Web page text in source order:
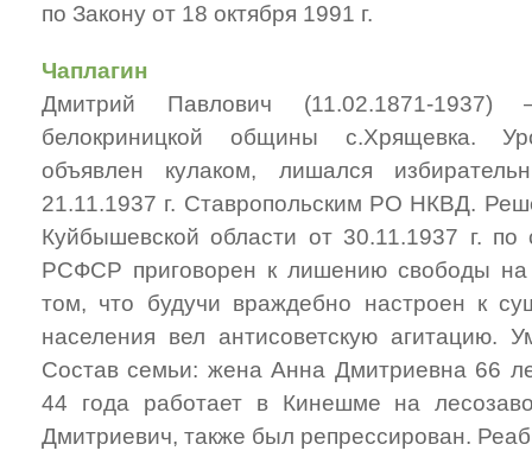
по Закону от 18 октября 1991 г.
Чаплагин
Дмитрий Павлович (11.02.1871-1937)
белокриницкой общины с.Хрящевка.
объявлен кулаком, лишался
21.11.1937 г. Ставропольским РО НКВД.
Куйбышевской области от 30.11.1937 г.
РСФСР приговорен к лишению свободы
том, что будучи враждебно настроен к
населения вел антисоветскую агитацию.
Состав семьи: жена Анна Дмитриевна 66
44 года работает в Кинешме на
Дмитриевич, также был репрессирован.